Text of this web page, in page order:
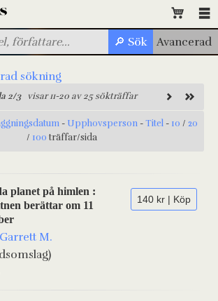
sökning
2/3visar 11-20 av 25 sökträffar
- Upphovsperson -Titel - 10 / 20
/ 100 träffar/sida
140 kr | Köp
planet på himlen :
berättar om 11
M.